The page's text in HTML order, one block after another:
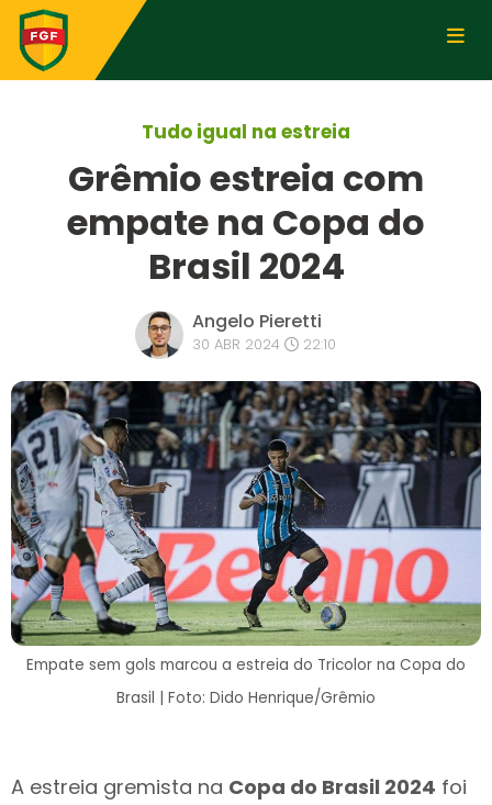
Tudo igual na estreia
Grêmio estreia com
empate na Copa do
Brasil 2024
Angelo Pieretti
30 ABR 2024 22:10
Empate sem gols marcou a estreia do Tricolor na Copa do
Brasil | Foto: Dido Henrique/Grêmio
A estreia gremista na Copa do Brasil 2024 foi